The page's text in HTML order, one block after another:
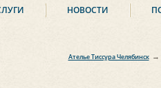
Ателье Тиссура Челябинск →
НОВОСТИ